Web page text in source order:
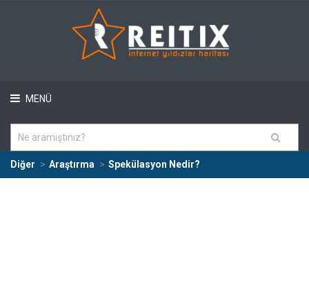
MENÜ
Diğer Araştırma Spekülasyon Nedir?